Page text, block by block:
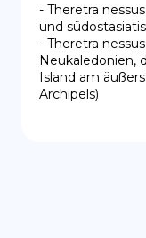
- Theretra
und
- Theretra
Neukaledonien,
Island am
Archipels)